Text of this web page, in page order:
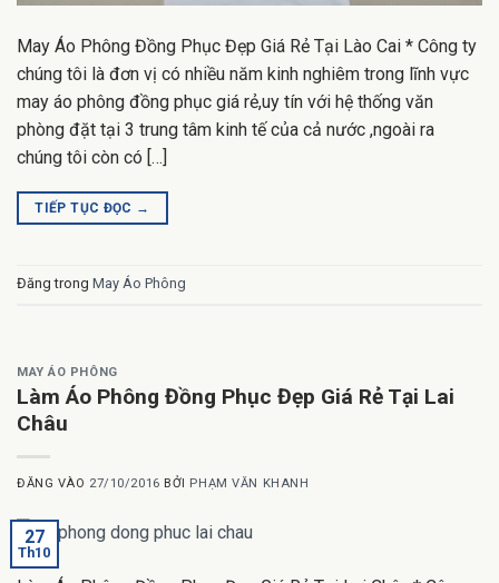
May Áo Phông Đồng Phục Đẹp Giá Rẻ Tại Lào Cai * Công ty
chúng tôi là đơn vị có nhiều năm kinh nghiêm trong lĩnh vực
may áo phông đồng phục giá rẻ,uy tín với hệ thống văn
phòng đặt tại 3 trung tâm kinh tế của cả nước ,ngoài ra
chúng tôi còn có […]
TIẾP TỤC ĐỌC →
Đăng trong May Áo Phông
MAY ÁO PHÔNG
Làm Áo Phông Đồng Phục Đẹp Giá Rẻ Tại Lai
Châu
ĐĂNG VÀO 27/10/2016 BỞI PHẠM VĂN KHANH
27
Th10